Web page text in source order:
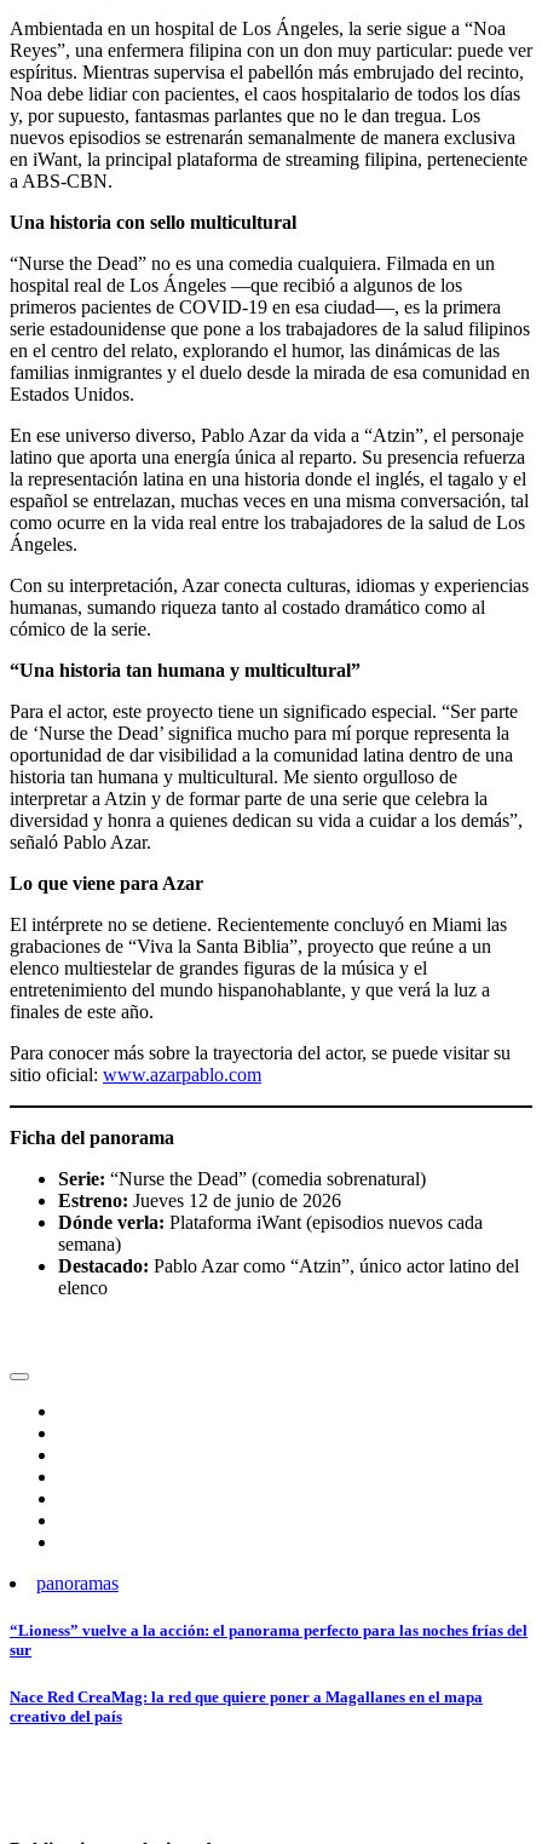
Ambientada en un hospital de Los Ángeles, la serie sigue a “Noa
Reyes”, una enfermera filipina con un don muy particular: puede ver
espíritus. Mientras supervisa el pabellón más embrujado del recinto,
Noa debe lidiar con pacientes, el caos hospitalario de todos los días
y, por supuesto, fantasmas parlantes que no le dan tregua. Los
nuevos episodios se estrenarán semanalmente de manera exclusiva
en iWant, la principal plataforma de streaming filipina, perteneciente
a ABS-CBN.
Una historia con sello multicultural
“Nurse the Dead” no es una comedia cualquiera. Filmada en un
hospital real de Los Ángeles —que recibió a algunos de los
primeros pacientes de COVID-19 en esa ciudad—, es la primera
serie estadounidense que pone a los trabajadores de la salud filipinos
en el centro del relato, explorando el humor, las dinámicas de las
familias inmigrantes y el duelo desde la mirada de esa comunidad en
Estados Unidos.
En ese universo diverso, Pablo Azar da vida a “Atzin”, el personaje
latino que aporta una energía única al reparto. Su presencia refuerza
la representación latina en una historia donde el inglés, el tagalo y el
español se entrelazan, muchas veces en una misma conversación, tal
como ocurre en la vida real entre los trabajadores de la salud de Los
Ángeles.
Con su interpretación, Azar conecta culturas, idiomas y experiencias
humanas, sumando riqueza tanto al costado dramático como al
cómico de la serie.
“Una historia tan humana y multicultural”
Para el actor, este proyecto tiene un significado especial. “Ser parte
de ‘Nurse the Dead’ significa mucho para mí porque representa la
oportunidad de dar visibilidad a la comunidad latina dentro de una
historia tan humana y multicultural. Me siento orgulloso de
interpretar a Atzin y de formar parte de una serie que celebra la
diversidad y honra a quienes dedican su vida a cuidar a los demás”,
señaló Pablo Azar.
Lo que viene para Azar
El intérprete no se detiene. Recientemente concluyó en Miami las
grabaciones de “Viva la Santa Biblia”, proyecto que reúne a un
elenco multiestelar de grandes figuras de la música y el
entretenimiento del mundo hispanohablante, y que verá la luz a
finales de este año.
Para conocer más sobre la trayectoria del actor, se puede visitar su
sitio oficial: www.azarpablo.com
Ficha del panorama
Serie: “Nurse the Dead” (comedia sobrenatural)
Estreno: Jueves 12 de junio de 2026
Dónde verla: Plataforma iWant (episodios nuevos cada
semana)
Destacado: Pablo Azar como “Atzin”, único actor latino del
elenco
panoramas
Navegación
entradas
“Lioness” vuelve a la acción: el panorama perfecto para las noches frías del
sur
Nace Red CreaMag: la red que quiere poner a Magallanes en el mapa
creativo del país